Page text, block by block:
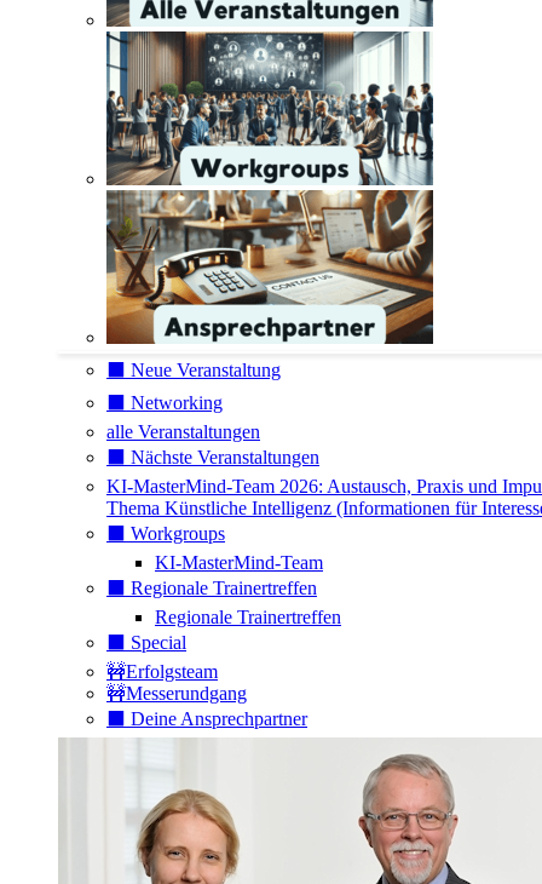
⬛️ Neue Veranstaltung
⬛️ Networking
alle Veranstaltungen
⬛️ Nächste Veranstaltungen
KI-MasterMind-Team 2026: Austausch, Praxis und
Thema Künstliche Intelligenz (Informationen für
⬛️ Workgroups
KI-MasterMind-Team
⬛️ Regionale Trainertreffen
Regionale Trainertreffen
⬛️ Special
🚧Erfolgsteam
🚧Messerundgang
⬛️ Deine Ansprechpartner